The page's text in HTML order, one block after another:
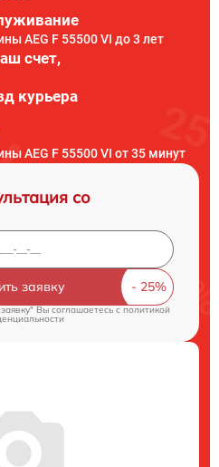
AEG F 55500 VI до 3 лет
счет,
курьера
AEG F 55500 VI от 35 минут
со
заявку
Вы соглашаетесь cполитикой